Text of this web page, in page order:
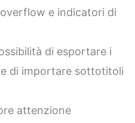
e indicatori di
di esportare i
di importare sottotitoli
attenzione